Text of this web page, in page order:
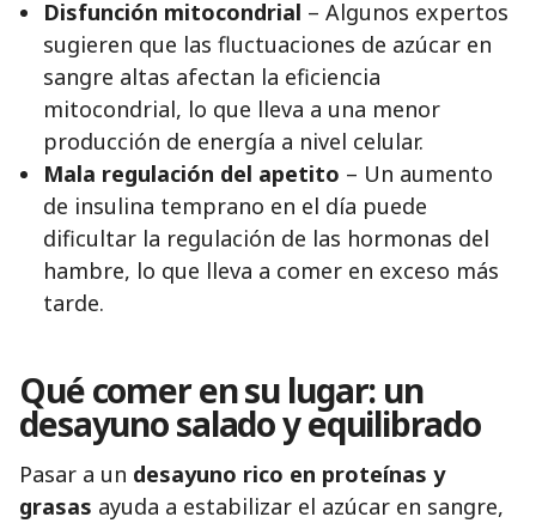
Disfunción mitocondrial – Algunos expertos
sugieren que las fluctuaciones de azúcar en
sangre altas afectan la eficiencia
mitocondrial, lo que lleva a una menor
producción de energía a nivel celular.
Mala regulación del apetito – Un aumento
de insulina temprano en el día puede
dificultar la regulación de las hormonas del
hambre, lo que lleva a comer en exceso más
tarde.
Qué comer en su lugar: un
desayuno salado y equilibrado
Pasar a un desayuno rico en proteínas y
grasas ayuda a estabilizar el azúcar en sangre,